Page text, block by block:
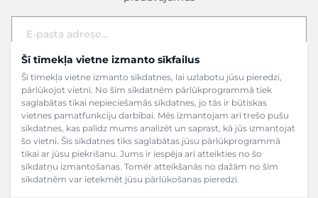
Šī tīmekļa vietne izmanto sīkfailus
Šī tīmekļa vietne izmanto sīkdatnes, lai uzlabotu jūsu pieredzi,
pārlūkojot vietni. No šīm sīkdatnēm pārlūkprogrammā tiek
saglabātas tikai nepieciešamās sīkdatnes, jo tās ir būtiskas
vietnes pamatfunkciju darbībai. Mēs izmantojam arī trešo pušu
sīkdatnes, kas palīdz mums analizēt un saprast, kā jūs izmantojat
šo vietni. Šīs sīkdatnes tiks saglabātas jūsu pārlūkprogrammā
tikai ar jūsu piekrišanu. Jums ir iespēja arī atteikties no šo
sīkdatņu izmantošanas. Tomēr atteikšanās no dažām no šīm
sīkdatnēm var ietekmēt jūsu pārlūkošanas pieredzi.
E-pasta adrese
Pieteikties